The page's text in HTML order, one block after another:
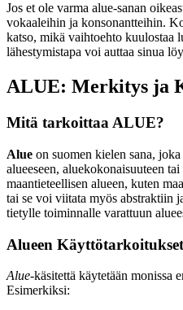
Jos et ole varma alue-sanan
vokaaleihin ja konsonantteihin.
katso, mikä vaihtoehto kuulostaa
lähestymistapa voi auttaa sinua
ALUE: Merkitys ja
Mitä tarkoittaa ALUE?
Alue on suomen kielen sana,
alueeseen, aluekokonaisuuteen
maantieteellisen alueen, kuten
tai se voi viitata myös abstraktiin
tietylle toiminnalle varattuun
Alueen Käyttötarkoitukset
Alue-käsitettä käytetään monissa
Esimerkiksi: